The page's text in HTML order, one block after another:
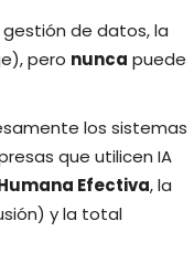
de datos, la
pero nunca puede
los sistemas
que utilicen IA
Efectiva, la
y la total